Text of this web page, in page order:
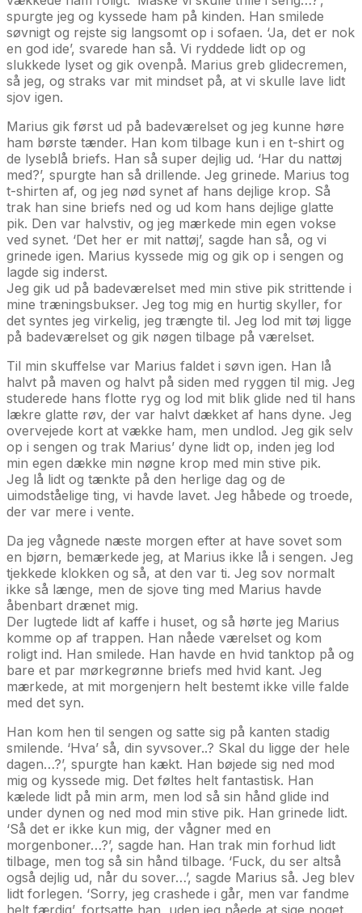
spurgte jeg og kyssede ham på kinden. Han smilede
søvnigt og rejste sig langsomt op i sofaen. ‘Ja, det er nok
en god ide’, svarede han så. Vi ryddede lidt op og
slukkede lyset og gik ovenpå. Marius greb glidecremen,
så jeg, og straks var mit mindset på, at vi skulle lave lidt
sjov igen.
Marius gik først ud på badeværelset og jeg kunne høre
ham børste tænder. Han kom tilbage kun i en t-shirt og
de lyseblå briefs. Han så super dejlig ud. ‘Har du nattøj
med?’, spurgte han så drillende. Jeg grinede. Marius tog
t-shirten af, og jeg nød synet af hans dejlige krop. Så
trak han sine briefs ned og ud kom hans dejlige glatte
pik. Den var halvstiv, og jeg mærkede min egen vokse
ved synet. ‘Det her er mit nattøj’, sagde han så, og vi
grinede igen. Marius kyssede mig og gik op i sengen og
lagde sig inderst.
Jeg gik ud på badeværelset med min stive pik strittende i
mine træningsbukser. Jeg tog mig en hurtig skyller, for
det syntes jeg virkelig, jeg trængte til. Jeg lod mit tøj ligge
på badeværelset og gik nøgen tilbage på værelset.
Til min skuffelse var Marius faldet i søvn igen. Han lå
halvt på maven og halvt på siden med ryggen til mig. Jeg
studerede hans flotte ryg og lod mit blik glide ned til hans
lækre glatte røv, der var halvt dækket af hans dyne. Jeg
overvejede kort at vække ham, men undlod. Jeg gik selv
op i sengen og trak Marius’ dyne lidt op, inden jeg lod
min egen dække min nøgne krop med min stive pik.
Jeg lå lidt og tænkte på den herlige dag og de
uimodståelige ting, vi havde lavet. Jeg håbede og troede,
der var mere i vente.
Da jeg vågnede næste morgen efter at have sovet som
en bjørn, bemærkede jeg, at Marius ikke lå i sengen. Jeg
tjekkede klokken og så, at den var ti. Jeg sov normalt
ikke så længe, men de sjove ting med Marius havde
åbenbart drænet mig.
Der lugtede lidt af kaffe i huset, og så hørte jeg Marius
komme op af trappen. Han nåede værelset og kom
roligt ind. Han smilede. Han havde en hvid tanktop på og
bare et par mørkegrønne briefs med hvid kant. Jeg
mærkede, at mit morgenjern helt bestemt ikke ville falde
med det syn.
Han kom hen til sengen og satte sig på kanten stadig
smilende. ‘Hva’ så, din syvsover..? Skal du ligge der hele
dagen…?’, spurgte han kækt. Han bøjede sig ned mod
mig og kyssede mig. Det føltes helt fantastisk. Han
kælede lidt på min arm, men lod så sin hånd glide ind
under dynen og ned mod min stive pik. Han grinede lidt.
‘Så det er ikke kun mig, der vågner med en
morgenboner…?’, sagde han. Han trak min forhud lidt
tilbage, men tog så sin hånd tilbage. ‘Fuck, du ser altså
også dejlig ud, når du sover…’, sagde Marius så. Jeg blev
lidt forlegen. ‘Sorry, jeg crashede i går, men var fandme
helt færdig’, fortsatte han, uden jeg nåede at sige noget.